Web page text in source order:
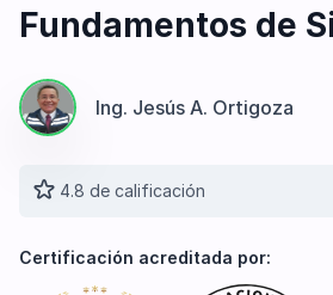
Diseño e Ingeniería
Ingeniería de Procesos
Desarrollo Profesional
Fundamentos de
Ing. Jesús A. Ortigoza
4.8 de calificación
Certificación acreditada por: